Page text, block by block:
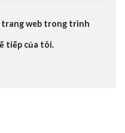
trang web trong trình
tiếp của tôi.